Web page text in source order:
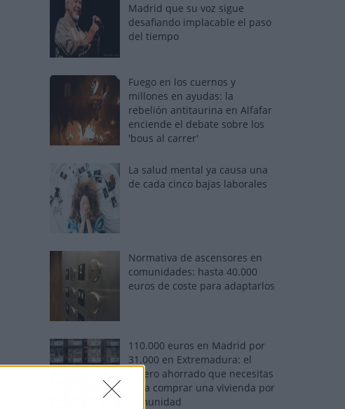
Madrid que su voz sigue
desafiando implacable el paso
del tiempo
Fuego en los cuernos y
millones en ayudas: la
rebelión antitaurina en Alfafar
enciende el debate sobre los
'bous al carrer'
La salud mental ya causa una
de cada cinco bajas laborales
Normativa de ascensores en
comunidades: hasta 40.000
euros de coste para adaptarlos
110.000 euros en Madrid por
31.000 en Extremadura: el
dinero ahorrado que necesitas
para comprar una vivienda por
comunidad